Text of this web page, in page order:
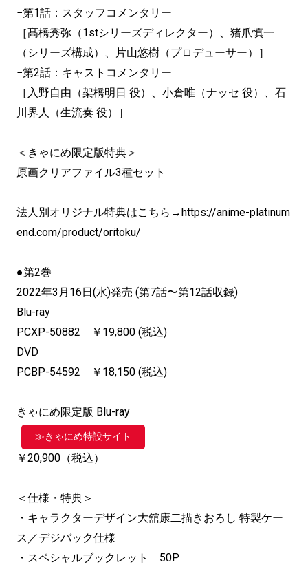
−第1話：スタッフコメンタリー
［髙橋秀弥（1stシリーズディレクター）、猪爪慎一
（シリーズ構成）、片山悠樹（プロデューサー）］
−第2話：キャストコメンタリー
［入野自由（架橋明日 役）、小倉唯（ナッセ 役）、石
川界人（生流奏 役）］
＜きゃにめ限定版特典＞
原画クリアファイル3種セット
法人別オリジナル特典はこちら→https://anime-platinum
end.com/product/oritoku/
●第2巻
2022年3月16日(水)発売 (第7話〜第12話収録)
Blu-ray
PCXP-50882 ￥19,800 (税込)
DVD
PCBP-54592 ￥18,150 (税込)
きゃにめ限定版 Blu-ray
≫きゃにめ特設サイト
￥20,900 （税込）
＜仕様・特典＞
・キャラクターデザイン大舘康二描きおろし 特製ケー
ス／デジバック仕様
・スペシャルブックレット 50P